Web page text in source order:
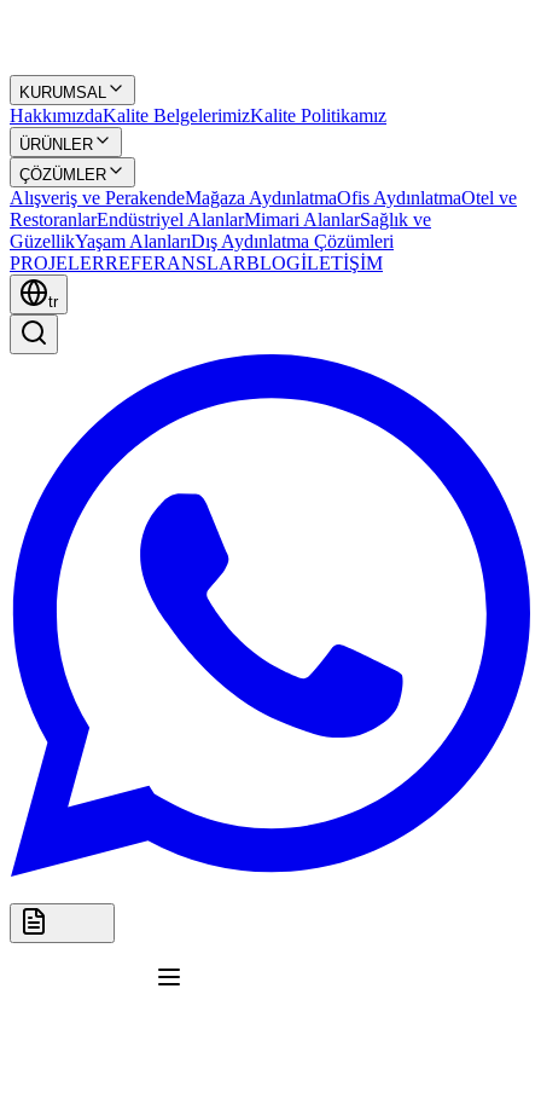
KURUMSAL
HakkımızdaKalite BelgelerimizKalite Politikamız
ÜRÜNLER
ÇÖZÜMLER
Alışveriş ve PerakendeMağaza AydınlatmaOfis AydınlatmaOtel ve
RestoranlarEndüstriyel AlanlarMimari AlanlarSağlık ve
GüzellikYaşam AlanlarıDış Aydınlatma Çözümleri
PROJELERREFERANSLARBLOGİLETİŞİM
tr